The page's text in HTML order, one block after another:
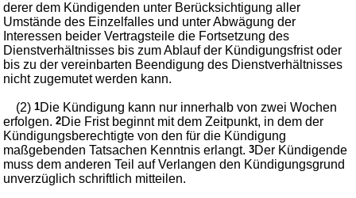
derer dem Kündigenden unter Berücksichtigung aller
Umstände des Einzelfalles und unter Abwägung der
Interessen beider Vertragsteile die Fortsetzung des
Dienstverhältnisses bis zum Ablauf der Kündigungsfrist oder
bis zu der vereinbarten Beendigung des Dienstverhältnisses
nicht zugemutet werden kann.
(2)1Die Kündigung kann nur innerhalb von zwei Wochen
erfolgen.2Die Frist beginnt mit dem Zeitpunkt, in dem der
Kündigungsberechtigte von den für die Kündigung
maßgebenden Tatsachen Kenntnis erlangt.3Der Kündigende
muss dem anderen Teil auf Verlangen den Kündigungsgrund
unverzüglich schriftlich mitteilen.